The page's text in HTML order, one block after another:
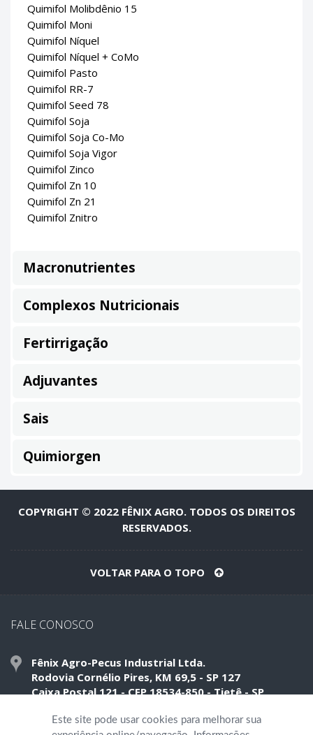
Quimifol Molibdênio 15
Quimifol Moni
Quimifol Níquel
Quimifol Níquel + CoMo
Quimifol Pasto
Quimifol RR-7
Quimifol Seed 78
Quimifol Soja
Quimifol Soja Co-Mo
Quimifol Soja Vigor
Quimifol Zinco
Quimifol Zn 10
Quimifol Zn 21
Quimifol Znitro
Macronutrientes
Complexos Nutricionais
Fertirrigação
Adjuvantes
Sais
Quimiorgen
COPYRIGHT © 2022 FÊNIX AGRO. TODOS OS DIREITOS
RESERVADOS.
VOLTAR PARA O TOPO
FALE CONOSCO
Fênix Agro-Pecus Industrial Ltda.
Rodovia Cornélio Pires, KM 69,5 - SP 127
Caixa Postal 121 - CEP 18534-850 - Tietê - SP
Telefone: (15) 3285 5120
Este site pode usar cookies para melhorar sua